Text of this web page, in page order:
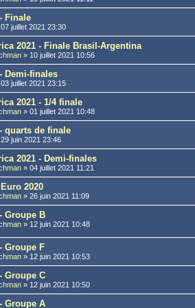
Finale
07 juillet 2021 23:30
2021 - Finale Brasil-Argentina
» 10 juillet 2021 10:56
Demi-finales
03 juillet 2021 23:15
2021 - 1/4 finale
»01 juillet 2021 10:48
quarts de finale
29 juin 2021 23:46
2021 - Demi-finales
»04 juillet 2021 11:21
2020
»26 juin 2021 11:09
Groupe B
» 12 juin 2021 10:48
Groupe F
» 12 juin 2021 10:53
Groupe C
» 12 juin 2021 10:50
Groupe A